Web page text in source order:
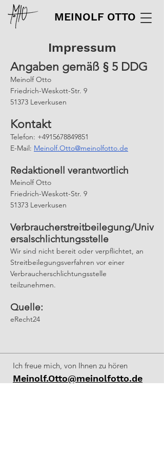
MEINOLF OTTO
Impressum
Angaben gemäß § 5 DDG
Meinolf Otto
Friedrich-Weskott-Str. 9
51373 Leverkusen
Kontakt
Telefon: +4915678849851
E-Mail: Meinolf.Otto@meinolfotto.de
Redaktionell verantwortlich
Meinolf Otto
Friedrich-Weskott-Str. 9
51373 Leverkusen
Verbraucherstreitbeilegung/Univ
ersalschlichtungsstelle
Wir sind nicht bereit oder verpflichtet, an
Streitbeilegungsverfahren vor einer
Verbraucherschlichtungsstelle
teilzunehmen.
Quelle:
eRecht24
Ich freue mich, von Ihnen zu hören
Meinolf.Otto@meinolfotto.de